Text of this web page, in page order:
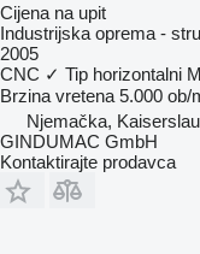
Cijena na upit
Industrijska oprema -
2005
CNC ✓ Tip horizontalni
Brzina vretena 5.000 ob/
Njemačka,
GINDUMAC GmbH
Kontaktirajte prodavca